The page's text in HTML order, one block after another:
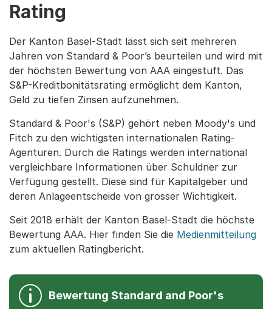
Rating
Der Kanton Basel-Stadt lässt sich seit mehreren
Jahren von Standard & Poor’s beurteilen und wird mit
der höchsten Bewertung von AAA eingestuft. Das
S&P-Kreditbonitätsrating ermöglicht dem Kanton,
Geld zu tiefen Zinsen aufzunehmen.
Standard & Poor's (S&P) gehört neben Moody's und
Fitch zu den wichtigsten internationalen Rating-
Agenturen. Durch die Ratings werden international
vergleichbare Informationen über Schuldner zur
Verfügung gestellt. Diese sind für Kapitalgeber und
deren Anlageentscheide von grosser Wichtigkeit.
Seit 2018 erhält der Kanton Basel-Stadt die höchste
Bewertung AAA. Hier finden Sie die Medienmitteilung
zum aktuellen Ratingbericht.
Bewertung Standard and Poor's